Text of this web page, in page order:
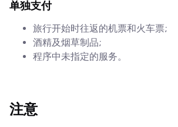
单独支付
旅行开始时往返的机票和火车票;
酒精及烟草制品;
程序中未指定的服务。
注意